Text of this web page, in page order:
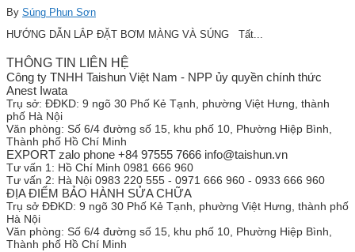
By Súng Phun Sơn
HƯỚNG DẪN LẮP ĐẶT BƠM MÀNG VÀ SÚNG Tất...
THÔNG TIN LIÊN HỆ
Công ty TNHH Taishun Việt Nam - NPP ủy quyền chính thức
Anest Iwata
Trụ sở: ĐĐKD: 9 ngõ 30 Phố Kẻ Tạnh, phường Việt Hưng, thành
phố Hà Nội
Văn phòng: Số 6/4 đường số 15, khu phố 10, Phường Hiệp Bình,
Thành phố Hồ Chí Minh
EXPORT zalo phone +84 97555 7666 info@taishun.vn
Tư vấn 1: Hồ Chí Minh 0981 666 960
Tư vấn 2: Hà Nội 0983 220 555 - 0971 666 960 - 0933 666 960
ĐỊA ĐIỂM BẢO HÀNH SỬA CHỮA
Trụ sở ĐĐKD: 9 ngõ 30 Phố Kẻ Tạnh, phường Việt Hưng, thành phố
Hà Nội
Văn phòng: Số 6/4 đường số 15, khu phố 10, Phường Hiệp Bình,
Thành phố Hồ Chí Minh